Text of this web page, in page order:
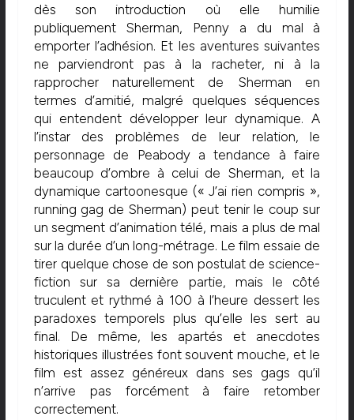
dès son introduction où elle humilie
publiquement Sherman, Penny a du mal à
emporter l’adhésion. Et les aventures suivantes
ne parviendront pas à la racheter, ni à la
rapprocher naturellement de Sherman en
termes d’amitié, malgré quelques séquences
qui entendent développer leur dynamique. A
l’instar des problèmes de leur relation, le
personnage de Peabody a tendance à faire
beaucoup d’ombre à celui de Sherman, et la
dynamique cartoonesque (« J’ai rien compris »,
running gag de Sherman) peut tenir le coup sur
un segment d’animation télé, mais a plus de mal
sur la durée d’un long-métrage. Le film essaie de
tirer quelque chose de son postulat de science-
fiction sur sa dernière partie, mais le côté
truculent et rythmé à 100 à l’heure dessert les
paradoxes temporels plus qu’elle les sert au
final. De même, les apartés et anecdotes
historiques illustrées font souvent mouche, et le
film est assez généreux dans ses gags qu’il
n’arrive pas forcément à faire retomber
correctement.